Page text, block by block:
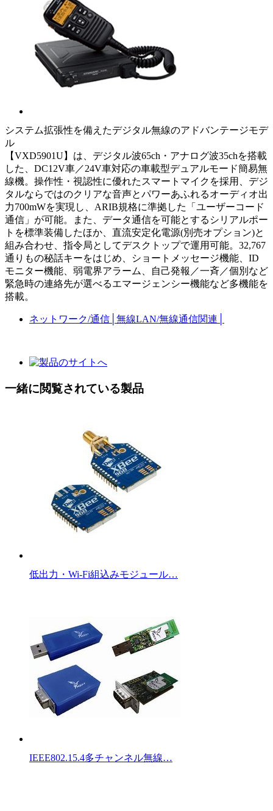
システム拡張性を備えたデジタル無線のアドバンテージモデ
ル
【VXD5901U】は、デジタル波65ch・アナログ波35chを搭載
した、DC12V車／24V車対応の車載型デュアルモード簡易無
線機。操作性・視認性に優れたスマートマイクを採用、デジ
タルならではのクリアな音声とパワーあふれるオーディオ出
力700mWを実現し、ARIB規格に準拠した「ユーザーコード
通信」が可能。また、データ通信を可能とするシリアルポー
トを標準装備したほか、直流安定化電源(別売オプション)と
組み合わせ、指令局としてデスクトップで運用可能。32,767
通りもの秘話キーをはじめ、ショートメッセージ機能、ID
モニター機能、弱電界アラーム、自己発報／一斉／個別など
緊急時の連絡先が選べるエマージェンシー機能など多機能を
搭載。
ネットワーク/通信 無線LAN/無線通信関連
一緒に閲覧されている製品
低出力・Wi-Fi組込みモジュール…
IEEE802.15.4多チャンネル無線…